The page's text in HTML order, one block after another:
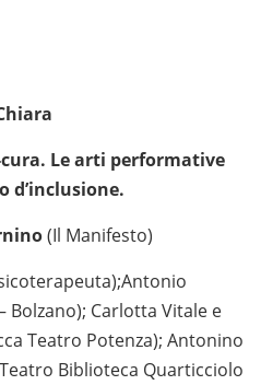
Le arti performative
d’inclusione.
(Il Manifesto)
Bolzano); Carlotta Vitale e
Teatro Potenza); Antonino
Biblioteca Quarticciolo